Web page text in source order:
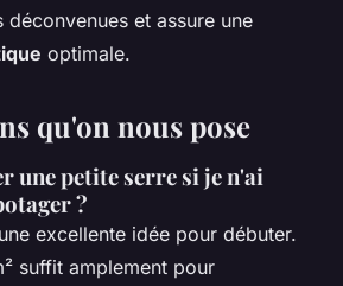
déconvenues et assure une
optimale.
qu'on nous pose
une petite serre si je n'ai
?
excellente idée pour débuter.
suffit amplement pour